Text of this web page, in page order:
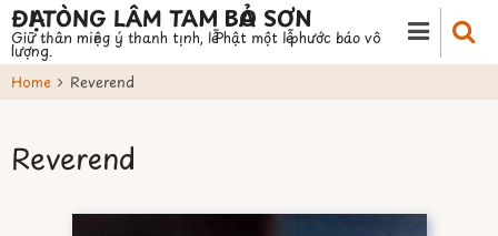
Skip
to
main
content
ĐẠI TÒNG LÂM TAM BẢO SƠN
Giữ thân miệng ý thanh tịnh, lễ Phật một lễ phước báo vô
lượng.
Home
Reverend
Reverend